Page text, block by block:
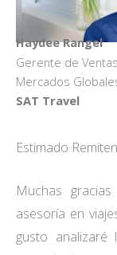
Haydee Rangel
Gerente de Ventas
Mercados
SAT Travel
Estimado
Muchas
asesoría en
gusto